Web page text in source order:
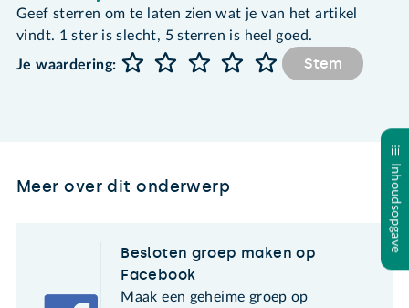
Inhoudsopgave
Geef sterren om te laten zien wat je van het artikel
vindt. 1 ster is slecht, 5 sterren is heel goed.
Je waardering:
Stem
Meer over dit onderwerp
Besloten groep maken op
Facebook
Maak een geheime groep op